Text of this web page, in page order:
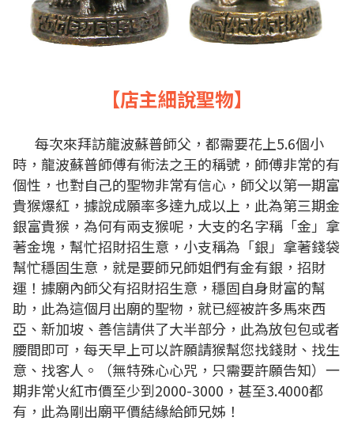
【店主細說聖物】
每次來拜訪龍波蘇普師父，都需要花上5.6個小
時，龍波蘇普師傅有術法之王的稱號，師傅非常的有
個性，也對自己的聖物非常有信心，師父以第一期富
貴猴爆紅，據說成願率多達九成以上，此為第三期金
銀富貴猴，為何有兩支猴呢，大支的名字稱「金」拿
著金塊，幫忙招財招生意，小支稱為「銀」拿著錢袋
幫忙穩固生意，就是要師兄師姐們有金有銀，招財
運！據廟內師父有招財招生意，穩固自身財富的幫
助，此為這個月出廟的聖物，就已經被許多馬來西
亞、新加坡、善信請供了大半部分，此為放包包或者
腰間即可，每天早上可以許願請猴幫您找錢財、找生
意、找客人。（無特殊心心咒，只需要許願告知）一
期非常火紅市價至少到2000-3000，甚至3.4000都
有，此為剛出廟平價結緣給師兄姊！